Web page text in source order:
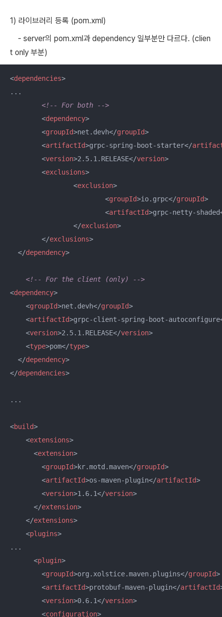
1) 라이브러리 등록 (pom.xml)
- server의 pom.xml과 dependency 일부분만 다르다. (clien
t only 부분)
<dependencies>
...
<!-- For both -->
<dependency>
<groupId>net.devh</groupId>
<artifactId>grpc-spring-boot-starter</
<version>2.5.1.RELEASE</version>
<exclusions>
<exclusion>
<groupId>io.grpc</groupId>
<artifactId>grpc-netty-shaded
</exclusion>
</exclusions>
</dependency>
<!-- For the client (only) -->
<dependency>
<groupId>net.devh</groupId>
<artifactId>grpc-client-spring-boot-autoconfigure
<version>2.5.1.RELEASE</version>
<type>pom</type>
</dependency>
</dependencies>
...
<build>
<extensions>
<extension>
<groupId>kr.motd.maven</groupId>
<artifactId>os-maven-plugin</artifactId>
<version>1.6.1</version>
</extension>
</extensions>
<plugins>
...
<plugin>
<groupId>org.xolstice.maven.plugins</groupId>
<artifactId>protobuf-maven-plugin</artifactId
<version>0.6.1</version>
<configuration>